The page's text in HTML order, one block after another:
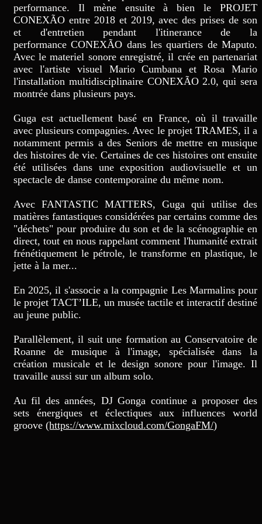
performance. Il mène ensuite à bien le PROJET
CONEXÃO entre 2018 et 2019, avec des prises de son
et d'entretien pendant l'itinerance de la
performance CONEXÃO dans les quartiers de Maputo.
Avec le materiel sonore enregistré, il crée en partenariat
avec l'artiste visuel Mario Cumbana et Rosa Mario
l'installation multidisciplinaire CONEXÃO 2.0, qui sera
montrée dans plusieurs pays.
Guga est actuellement basé en France, où il travaille
avec plusieurs compagnies. Avec le projet TRAMES, il a
notamment permis a des Seniors de mettre en musique
des histoires de vie. Certaines de ces histoires ont ensuite
été utilisées dans une exposition audiovisuelle et un
spectacle de danse contemporaine du même nom.
Avec FANTASTIC MATTERS, Guga qui utilise des
matières fantastiques considérées par certains comme des
"déchets" pour produire du son et de la scénographie en
direct, tout en nous rappelant comment l'humanité extrait
frénétiquement le pétrole, le transforme en plastique, le
jette à la mer...
En 2025, il s'associe a la compagnie Les Marmalins pour
le projet TACT’ILE, un musée tactile et interactif destiné
au jeune public.
Parallèlement, il suit une formation au Conservatoire de
Roanne de musique à l'image, spécialisée dans la
création musicale et le design sonore pour l'image. Il
travaille aussi sur un album solo.
Au fil des années, DJ Gonga continue a proposer des
sets énergiques et éclectiques aux influences world
groove (https://www.mixcloud.com/GongaFM/)